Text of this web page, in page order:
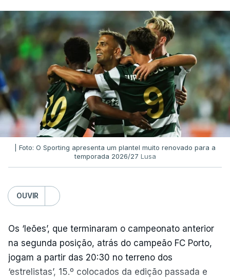
| Foto: O Sporting apresenta um plantel muito renovado para a
temporada 2026/27 Lusa
OUVIR
Os ‘leões’, que terminaram o campeonato anterior
na segunda posição, atrás do campeão FC Porto,
jogam a partir das 20:30 no terreno dos
‘estrelistas’, 15.º colocados da edição passada e